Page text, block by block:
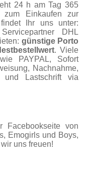
24 h am Tag 365
Einkaufen zur
Ihr uns unter:
DHL
günstige Porto
. Viele
PAYPAL, Sofort
Nachnahme,
und Lastschrift via
Facebookseite von
Emogirls und Boys,
uns freuen!